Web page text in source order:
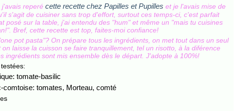
reperé cette recette chez Papilles et Pupilles et je l'avais mise de
s'agit de cuisiner sans trop d'effort, surtout ces temps-ci, c'est parfait
posé sur la table, j'ai entendu des "hum" et même un "mais tu cuisines
Bref, cette recette est top, faites-moi confiance!
pot pasta"? On prépare tous les ingrédients, on met tout dans un seul
laisse la cuisson se faire tranquillement, tel un risotto, à la diférence
ingrédients sont mis ensemble dès le départ. J'adopte à 100%!
tomate-basilic
comtoise: tomates, Morteau, comté